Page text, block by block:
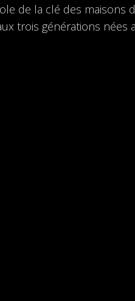
de la clé des maisons
trois générations nées